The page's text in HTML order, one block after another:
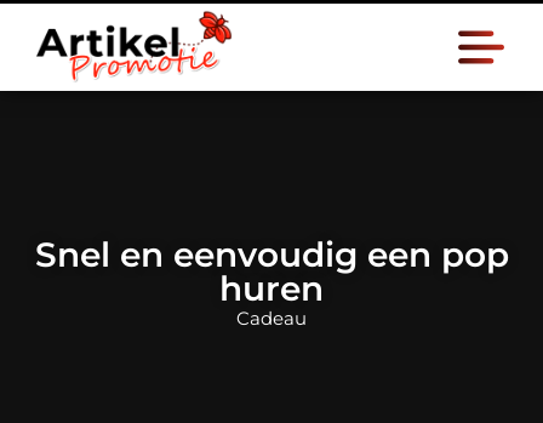
Snel en eenvoudig een pop
huren
Cadeau